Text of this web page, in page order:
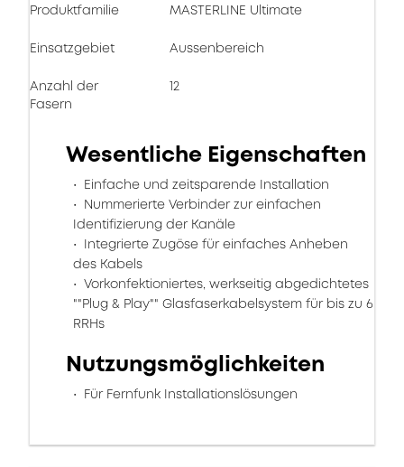
Produktfamilie MASTERLINE Ultimate
Einsatzgebiet Aussenbereich
Anzahl der
Fasern
12
Wesentliche Eigenschaften
Einfache und zeitsparende Installation
Nummerierte Verbinder zur einfachen
Identifizierung der Kanäle
Integrierte Zugöse für einfaches Anheben
des Kabels
Vorkonfektioniertes, werkseitig abgedichtetes
""Plug & Play"" Glasfaserkabelsystem für bis zu 6
RRHs
Nutzungsmöglichkeiten
Für Fernfunk Installationslösungen